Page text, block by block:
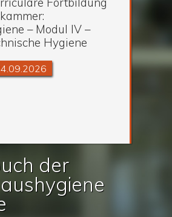
– Modul IV –
Hygiene
der